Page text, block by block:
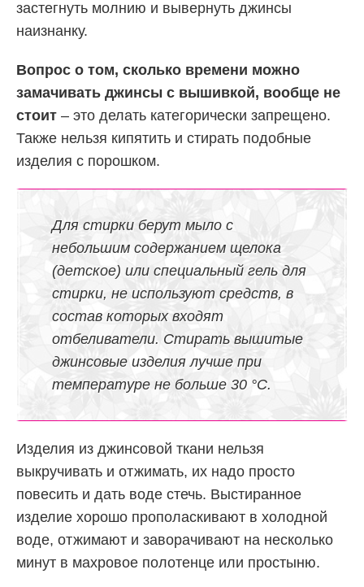
застегнуть молнию и вывернуть джинсы
наизнанку.
Вопрос о том, сколько времени можно
замачивать джинсы с вышивкой, вообще не
стоит – это делать категорически запрещено.
Также нельзя кипятить и стирать подобные
изделия с порошком.
Для стирки берут мыло с
небольшим содержанием щелока
(детское) или специальный гель для
стирки, не используют средств, в
состав которых входят
отбеливатели. Стирать вышитые
джинсовые изделия лучше при
температуре не больше 30 °С.
Изделия из джинсовой ткани нельзя
выкручивать и отжимать, их надо просто
повесить и дать воде стечь. Выстиранное
изделие хорошо прополаскивают в холодной
воде, отжимают и заворачивают на несколько
минут в махровое полотенце или простыню.